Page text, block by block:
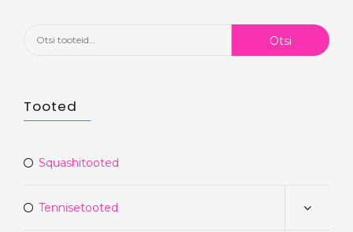
Otsi: Otsi
Tooted
Squashitooted
Tennisetooted